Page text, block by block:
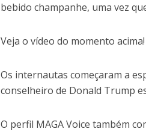
bebido champanhe, uma vez
Veja o vídeo do momento acima!
Os internautas começaram a
conselheiro de Donald Trump
O perfil MAGA Voice também